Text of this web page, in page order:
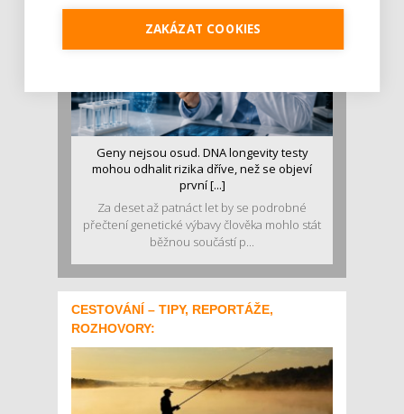
Geny nejsou osud. DNA longevity testy
mohou odhalit rizika dříve, než se objeví
první [...]
Za deset až patnáct let by se podrobné
přečtení genetické výbavy člověka mohlo stát
běžnou součástí p...
CESTOVÁNÍ – TIPY, REPORTÁŽE,
ROZHOVORY:
ZAKÁZAT COOKIES